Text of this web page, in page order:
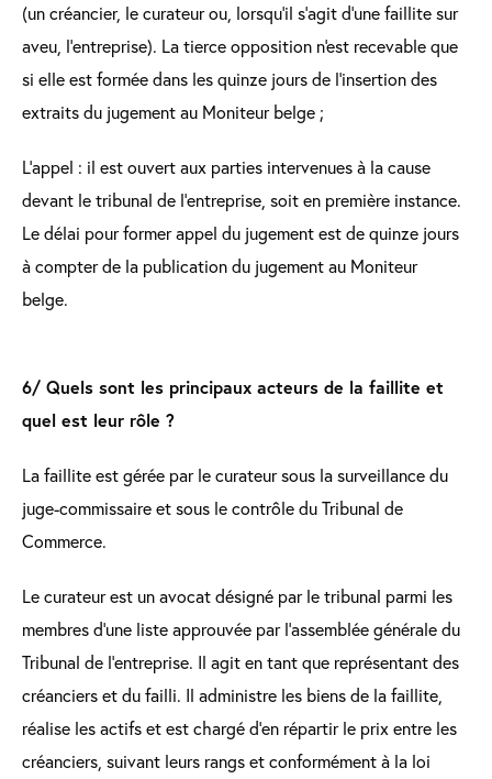
(un créancier, le curateur ou, lorsqu’il s’agit d’une faillite sur
aveu, l’entreprise). La tierce opposition n'est recevable que
si elle est formée dans les quinze jours de l'insertion des
extraits du jugement au Moniteur belge ;
L’appel : il est ouvert aux parties intervenues à la cause
devant le tribunal de l’entreprise, soit en première instance.
Le délai pour former appel du jugement est de quinze jours
à compter de la publication du jugement au Moniteur
belge.
6/ Quels sont les principaux acteurs de la faillite et
quel est leur rôle ?
La faillite est gérée par le curateur sous la surveillance du
juge-commissaire et sous le contrôle du Tribunal de
Commerce.
Le curateur est un avocat désigné par le tribunal parmi les
membres d’une liste approuvée par l’assemblée générale du
Tribunal de l’entreprise. Il agit en tant que représentant des
créanciers et du failli. Il administre les biens de la faillite,
réalise les actifs et est chargé d’en répartir le prix entre les
créanciers, suivant leurs rangs et conformément à la loi